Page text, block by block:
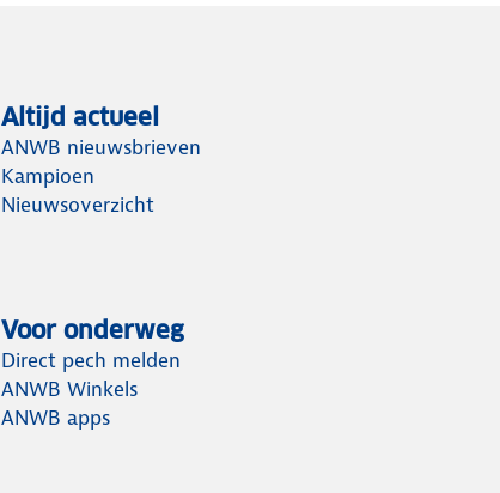
Altijd actueel
ANWB nieuwsbrieven
Kampioen
Nieuwsoverzicht
Voor onderweg
Direct pech melden
ANWB Winkels
ANWB apps